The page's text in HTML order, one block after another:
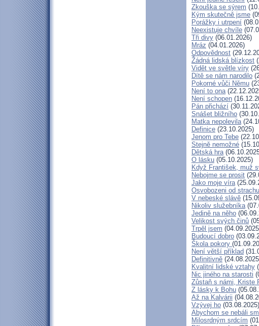
Zkouška se sýrem
Kým skutečně jsme
Porážky i utrpení
Neexistuje chvíle
Tři divy (06.01.2026)
Mráz (04.01.2026)
Odpovědnost
Žádná lidská blízkost
Vidět ve světle víry
Dítě se nám narodilo
Pokorné vůči Němu
Není to ona
Není schopen
Pán přichází
Snášet bližního
Matka nepolevila
Definice (23.10.2025)
Jenom pro Tebe
Stejně nemožné
Dětská hra
O lásku (05.10.2025)
Když František, muž
Nebojme se prosit
Jako moje víra
Osvobozeni od
V nebeské slávě
Nikoliv služebníka
Jedině na něho
Velikost svých činů
Trpěl jsem
Budoucí dobro
Škola pokory
Není větší příklad
Definitivně
Kvalitní lidské vztahy
Nic jiného na starosti
Zůstaň s námi, Kriste
Z lásky k Bohu
Až na Kalvárii
Vzývej ho (03.08.2025)
Abychom se nebáli
Milosrdným srdcím